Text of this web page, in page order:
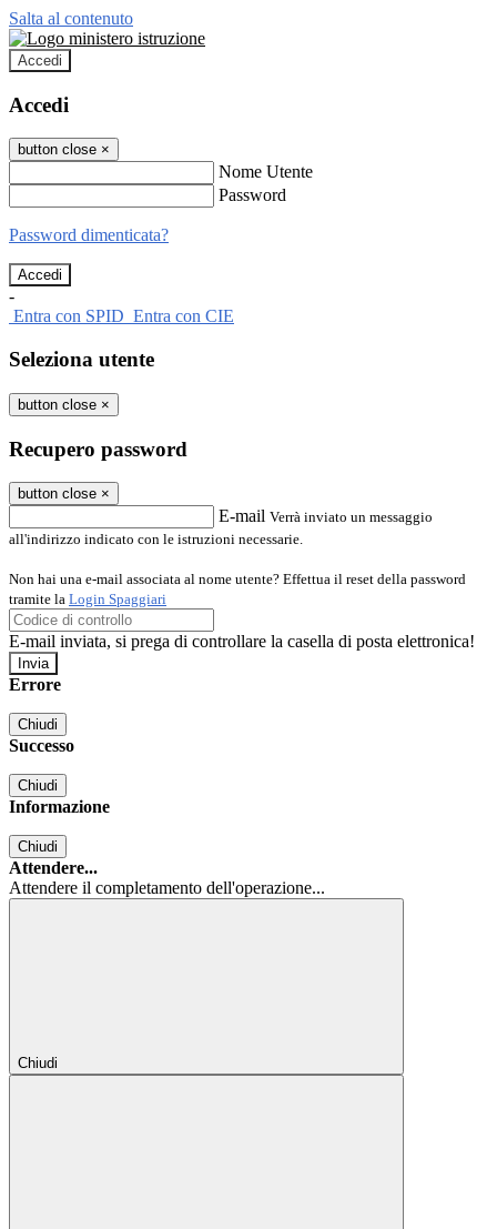
Salta al contenuto
Accedi
Accedi
button close ×
Nome Utente
Password
Password dimenticata?
-
Entra con SPID Entra con CIE
Seleziona utente
button close ×
Recupero password
button close ×
E-mail Verrà inviato un messaggio
all'indirizzo indicato con le istruzioni necessarie.
Non hai una e-mail associata al nome utente? Effettua il reset della password
tramite la Login Spaggiari
E-mail inviata, si prega di controllare la casella di posta elettronica!
Errore
Chiudi
Successo
Chiudi
Informazione
Chiudi
Attendere...
Attendere il completamento dell'operazione...
Chiudi